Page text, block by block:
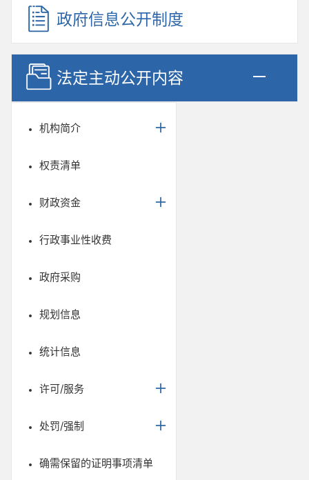
政府信息公开制度
法定主动公开内容
机构简介
权责清单
财政资金
行政事业性收费
政府采购
规划信息
统计信息
许可/服务
处罚/强制
确需保留的证明事项清单